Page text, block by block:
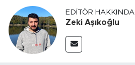
EDITÖR HAKKINDA
Zeki Aşıkoğlu